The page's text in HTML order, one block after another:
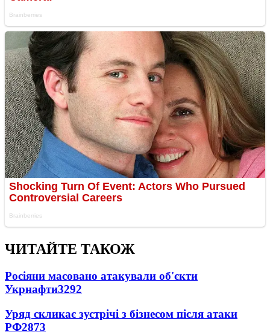
ЧИТАЙТЕ ТАКОЖ
Росіяни масовано атакували об'єкти
Укрнафти3292
Уряд скликає зустрічі з бізнесом після атаки
РФ2873